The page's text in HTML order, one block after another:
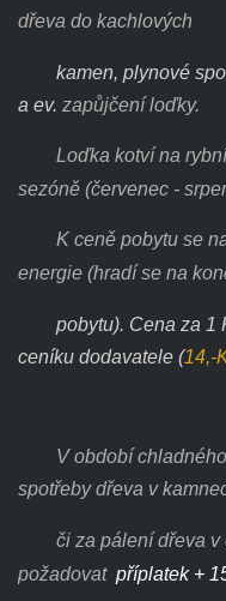
dřeva do kachlových
kamen, plynové
a ev. zapůjčení loďky.
Loďka kotví na
sezóně (červenec -
K ceně pobytu se
energie (hradí se na
pobytu). Cena za 1
ceníku dodavatele (14,-
V období
spotřeby dřeva v
či za pálení dřeva v
požadovat příplatek +